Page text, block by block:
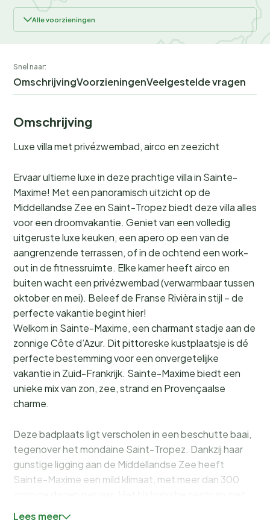
Alle voorzieningen
Snel naar:
OmschrijvingVoorzieningenVeelgestelde vragen
Omschrijving
Luxe villa met privézwembad, airco en zeezicht
Ervaar ultieme luxe in deze prachtige villa in Sainte-
Maxime! Met een panoramisch uitzicht op de
Middellandse Zee en Saint-Tropez biedt deze villa alles
voor een droomvakantie. Geniet van een volledig
uitgeruste luxe keuken, een apero op een van de
aangrenzende terrassen, of in de ochtend een work-
out in de fitnessruimte. Elke kamer heeft airco en
buiten wacht een privézwembad (verwarmbaar tussen
oktober en mei). Beleef de Franse Rivièra in stijl – de
perfecte vakantie begint hier!
Welkom in Sainte-Maxime, een charmant stadje aan de
zonnige Côte d’Azur. Dit pittoreske kustplaatsje is dé
perfecte bestemming voor een onvergetelijke
vakantie in Zuid-Frankrijk. Sainte-Maxime biedt een
unieke mix van zon, zee, strand en Provençaalse
charme.
Deze badplaats ligt verscholen in een beschutte baai,
tegenover het mondaine Saint-Tropez. Dankzij haar
gunstige ligging aan de Middellandse Zee heeft
Sainte-Maxime een mild klimaat, met meer dan 300
Lees meer